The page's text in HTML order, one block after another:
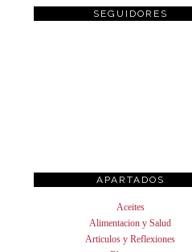
SEGUIDORES
APARTADOS
Aceites
Alimentacion y Salud
Articulos y Reflexiones